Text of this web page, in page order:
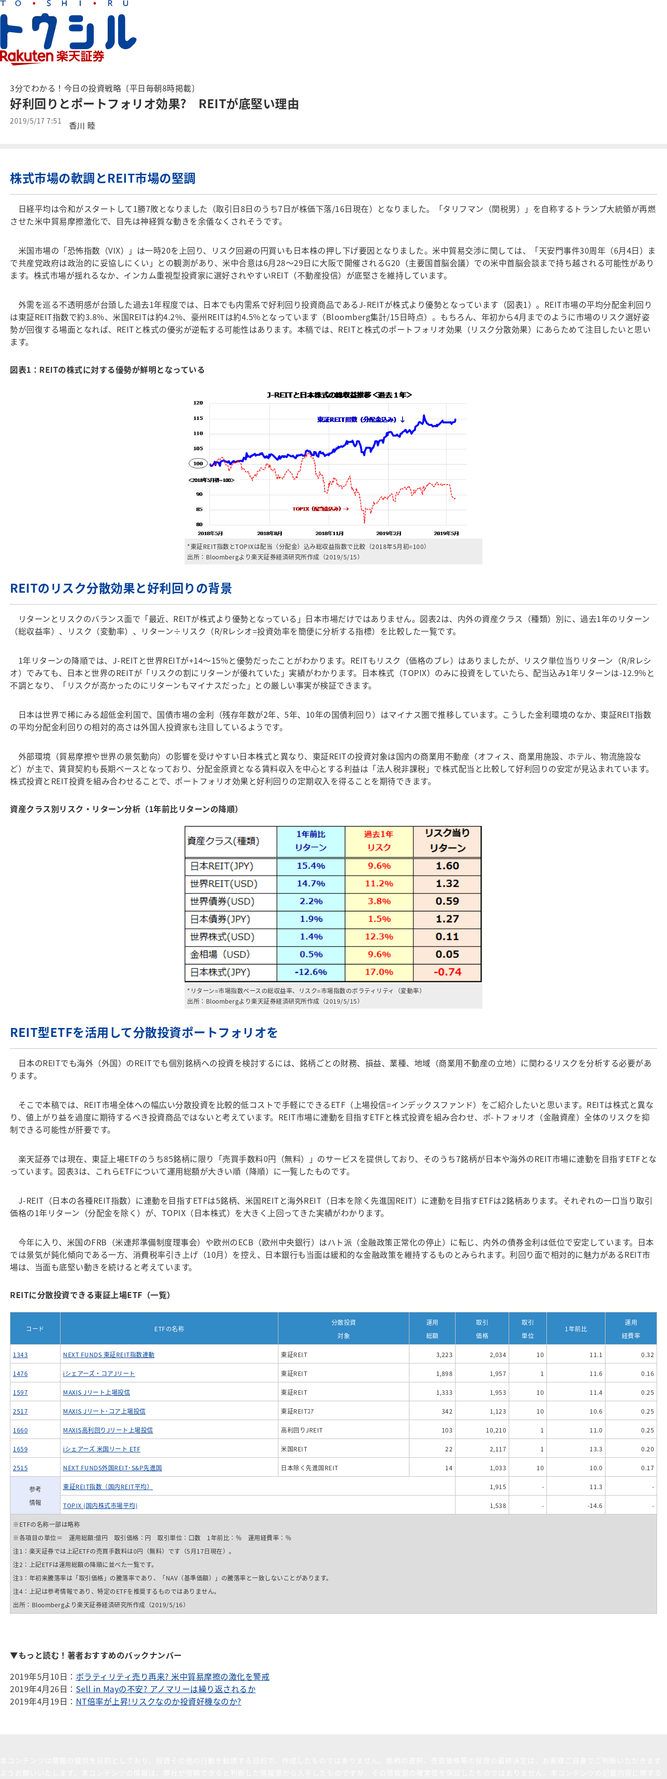
3分でわかる！今日の投資戦略〔平日毎朝8時掲載〕
好利回りとポートフォリオ効果? REITが底堅い理由
2019/5/17 7:51 香川 睦
株式市場の軟調とREIT市場の堅調
日経平均は令和がスタートして1勝7敗となりました（取引日8日のうち7日が株価下落/16日現在）となりました。「タリフマン（関税男）」を自称するトランプ大統領が再燃
させた米中貿易摩擦激化で、目先は神経質な動きを余儀なくされそうです。
米国市場の「恐怖指数（VIX）」は一時20を上回り、リスク回避の円買いも日本株の押し下げ要因となりました。米中貿易交渉に関しては、「天安門事件30周年（6月4日）ま
で共産党政府は政治的に妥協しにくい」との観測があり、米中合意は6月28～29日に大阪で開催されるG20（主要国首脳会議）での米中首脳会談まで持ち越される可能性があり
ます。株式市場が揺れるなか、インカム重視型投資家に選好されやすいREIT（不動産投信）が底堅さを維持しています。
外需を巡る不透明感が台頭した過去1年程度では、日本でも内需系で好利回り投資商品であるJ-REITが株式より優勢となっています（図表1）。REIT市場の平均分配金利回り
は東証REIT指数で約3.8%、米国REITは約4.2%、豪州REITは約4.5%となっています（Bloomberg集計/15日時点）。もちろん、年初から4月までのように市場のリスク選好姿
勢が回復する場面となれば、REITと株式の優劣が逆転する可能性はあります。本稿では、REITと株式のポートフォリオ効果（リスク分散効果）にあらためて注目したいと思い
ます。
図表1：REITの株式に対する優勢が鮮明となっている
*東証REIT指数とTOPIXは配当（分配金）込み総収益指数で比較（2018年5月初=100）
出所：Bloombergより楽天証券経済研究所作成（2019/5/15）
REITのリスク分散効果と好利回りの背景
リターンとリスクのバランス面で「最近、REITが株式より優勢となっている」日本市場だけではありません。図表2は、内外の資産クラス（種類）別に、過去1年のリターン
（総収益率）、リスク（変動率）、リターン÷リスク（R/Rレシオ=投資効率を簡便に分析する指標）を比較した一覧です。
1年リターンの降順では、J-REITと世界REITが+14～15%と優勢だったことがわかります。REITもリスク（価格のブレ）はありましたが、リスク単位当りリターン（R/Rレシ
オ）でみても、日本と世界のREITが「リスクの割にリターンが優れていた」実績がわかります。日本株式（TOPIX）のみに投資をしていたら、配当込み1年リターンは-12.9%と
不調となり、「リスクが高かったのにリターンもマイナスだった」との厳しい事実が検証できます。
日本は世界で稀にみる超低金利国で、国債市場の金利（残存年数が2年、5年、10年の国債利回り）はマイナス圏で推移しています。こうした金利環境のなか、東証REIT指数
の平均分配金利回りの相対的高さは外国人投資家も注目しているようです。
外部環境（貿易摩擦や世界の景気動向）の影響を受けやすい日本株式と異なり、東証REITの投資対象は国内の商業用不動産（オフィス、商業用施設、ホテル、物流施設な
ど）が主で、賃貸契約も長期ベースとなっており、分配金原資となる賃料収入を中心とする利益は「法人税非課税」で株式配当と比較して好利回りの安定が見込まれています。
株式投資とREIT投資を組み合わせることで、ポートフォリオ効果と好利回りの定期収入を得ることを期待できます。
資産クラス別リスク・リターン分析（1年前比リターンの降順）
*リターン=市場指数ベースの総収益率、リスク=市場指数のボラティリティ（変動率）
出所：Bloombergより楽天証券経済研究所作成（2019/5/15）
REIT型ETFを活用して分散投資ポートフォリオを
日本のREITでも海外（外国）のREITでも個別銘柄への投資を検討するには、銘柄ごとの財務、損益、業種、地域（商業用不動産の立地）に関わるリスクを分析する必要があ
ります。
そこで本稿では、REIT市場全体への幅広い分散投資を比較的低コストで手軽にできるETF（上場投信=インデックスファンド）をご紹介したいと思います。REITは株式と異な
り、値上がり益を過度に期待するべき投資商品ではないと考えています。REIT市場に連動を目指すETFと株式投資を組み合わせ、ポ-トフォリオ（金融資産）全体のリスクを抑
制できる可能性が肝要です。
楽天証券では現在、東証上場ETFのうち85銘柄に限り「売買手数料0円（無料）」のサービスを提供しており、そのうち7銘柄が日本や海外のREIT市場に連動を目指すETFとな
っています。図表3は、これらETFについて運用総額が大きい順（降順）に一覧したものです。
J-REIT（日本の各種REIT指数）に連動を目指すETFは5銘柄、米国REITと海外REIT（日本を除く先進国REIT）に連動を目指すETFは2銘柄あります。それぞれの一口当り取引
価格の1年リターン（分配金を除く）が、TOPIX（日本株式）を大きく上回ってきた実績がわかります。
今年に入り、米国のFRB（米連邦準備制度理事会）や欧州のECB（欧州中央銀行）はハト派（金融政策正常化の停止）に転じ、内外の債券金利は低位で安定しています。日本
では景気が鈍化傾向である一方、消費税率引き上げ（10月）を控え、日本銀行も当面は緩和的な金融政策を維持するものとみられます。利回り面で相対的に魅力があるREIT市
場は、当面も底堅い動きを続けると考えています。
REITに分散投資できる東証上場ETF（一覧）
コード ETFの名称
分散投資
対象
運用
総額
取引
価格
取引
単位
1年前比
運用
経費率
1343 NEXT FUNDS 東証REIT指数連動 東証REIT 3,223 2,034 10 11.1 0.32
1476 iシェアーズ・コアJリート 東証REIT 1,898 1,957 1 11.6 0.16
1597 MAXIS Jリート上場投信 東証REIT 1,333 1,953 10 11.4 0.25
2517 MAXIS Jリート･コア上場投信 東証REITｺｱ 342 1,123 10 10.6 0.25
1660 MAXIS高利回りJリート上場投信 高利回りJREIT 103 10,210 1 11.0 0.25
1659 iシェアーズ 米国リート ETF 米国REIT 22 2,117 1 13.3 0.20
2515 NEXT FUNDS外国REIT･S&P先進国 日本除く先進国REIT 14 1,033 10 10.0 0.17
参考
情報
東証REIT指数（国内REIT平均） 1,915 - 11.3 -
TOPIX (国内株式市場平均) 1,538 - -14.6 -
※ETFの名称一部は略称
※各項目の単位＝ 運用総額:億円 取引価格：円 取引単位：口数 1年前比：％ 運用経費率：％
注1：楽天証券では上記ETFの売買手数料は0円（無料）です（5月17日現在）。
注2：上記ETFは運用総額の降順に並べた一覧です。
注3：年初来騰落率は「取引価格」の騰落率であり、「NAV（基準価額）」の騰落率と一致しないことがあります。
注4：上記は参考情報であり、特定のETFを推奨するものではありません。
出所：Bloombergより楽天証券経済研究所作成（2019/5/16）
▼もっと読む！著者おすすめのバックナンバー
2019年5月10日： ボラティリティ売り再来? 米中貿易摩擦の激化を警戒
2019年4月26日： Sell in Mayの不安? アノマリーは繰り返されるか
2019年4月19日： NT倍率が上昇!リスクなのか投資好機なのか?